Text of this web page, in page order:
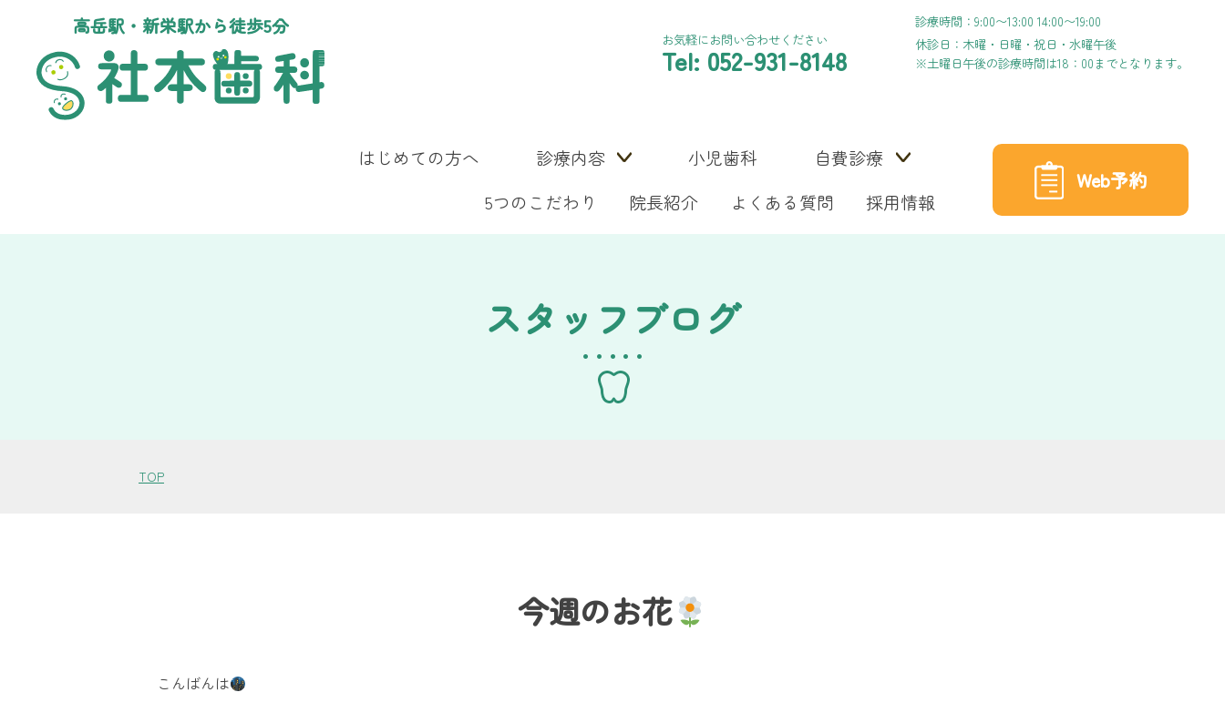
高岳駅・新栄駅から徒歩5分
お気軽にお問い合わせください
Tel: 052-931-8148
診療時間：9:00〜13:00 14:00〜19:00
休診日：木曜・日曜・祝日・水曜午後
※土曜日午後の診療時間は18：00までとなります。
Web予約
はじめての方へ 診療内容 小児歯科
自費診療
5つのこだわり
院長紹介 よくある質問 採用情報
スタッフブログ
TOP
今週のお花
こんばんは